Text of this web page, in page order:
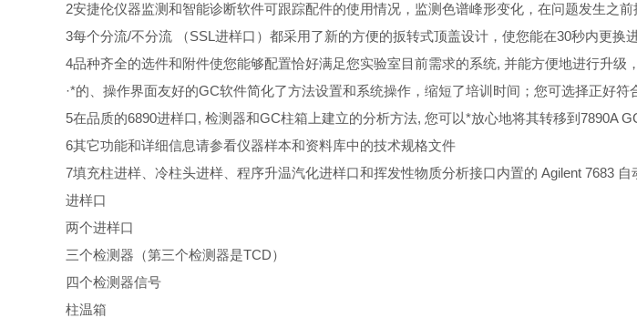
2安捷伦仪器监测和智能诊断软件可跟踪配件的使用情况，监测色谱峰形变化，在问题发生之
3每个分流/不分流 （SSL进样口）都采用了新的方便的扳转式顶盖设计，使您能在30秒内更换
4品种齐全的选件和附件使您能够配置恰好满足您实验室目前需求的系统, 并能方便地进行升级
·*的、操作界面友好的GC软件简化了方法设置和系统操作，缩短了培训时间；您可选择正好符
5在品质的6890进样口, 检测器和GC柱箱上建立的分析方法, 您可以*放心地将其转移到7890A
6其它功能和详细信息请参看仪器样本和资料库中的技术规格文件
7填充柱进样、冷柱头进样、程序升温汽化进样口和挥发性物质分析接口内置的 Agilent 7683 自
进样口
两个进样口
三个检测器（第三个检测器是TCD）
四个检测器信号
柱温箱